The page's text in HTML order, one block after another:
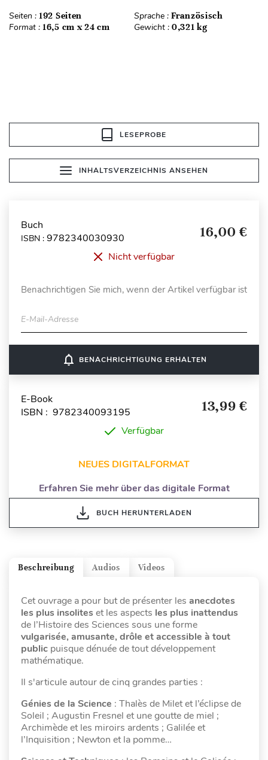
Seiten : 192 Seiten Sprache : Französisch
Format : 16,5 cm x 24 cm Gewicht : 0,321 kg
LESEPROBE
INHALTSVERZEICHNIS ANSEHEN
Buch
ISBN : 9782340030930 16,00 €
Nicht verfügbar
Benachrichtigen Sie mich, wenn der Artikel verfügbar ist
E-Mail-Adresse
notifications_none BENACHRICHTIGUNG ERHALTEN
E-Book
ISBN : 9782340093195
13,99 €
Verfügbar
NEUES DIGITALFORMAT
Erfahren Sie mehr über das digitale Format
BUCH HERUNTERLADEN
Videos
Audios
Beschreibung
Cet ouvrage a pour but de présenter les anecdotes
les plus insolites et les aspects les plus inattendus
de l’Histoire des Sciences sous une forme
vulgarisée, amusante, drôle et accessible à tout
public puisque dénuée de tout développement
mathématique.
Il s'articule autour de cinq grandes parties :
Génies de la Science : Thalès de Milet et l’éclipse de
Soleil ; Augustin Fresnel et une goutte de miel ;
Archimède et les miroirs ardents ; Galilée et
l’Inquisition ; Newton et la pomme…